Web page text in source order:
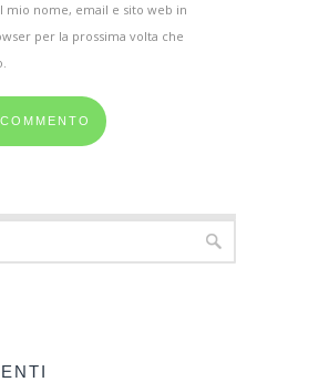
mio nome, email e sito web in
per la prossima volta che